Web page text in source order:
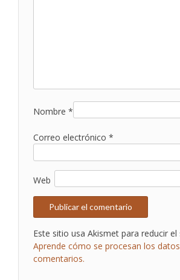
Nombre *
Correo electrónico *
Web
Este sitio usa Akismet para reducir el
Aprende cómo se procesan los
comentarios.